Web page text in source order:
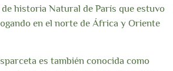
historia Natural de París que estuvo
en el norte de África y Oriente
es también conocida como